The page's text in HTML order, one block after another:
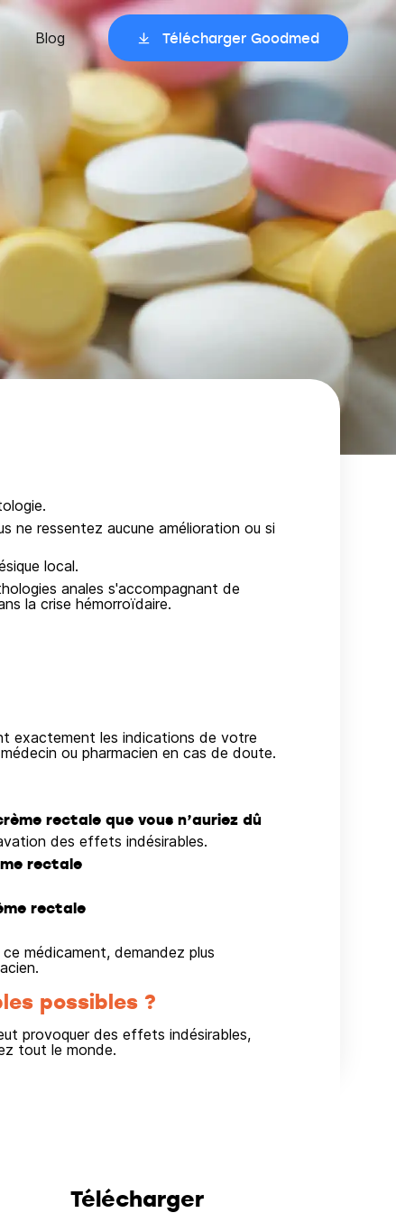
Blog Télécharger Goodmed
ne ressentez aucune amélioration ou si
local.
anales s'accompagnant de
la crise hémorroïdaire.
exactement les indications de votre
ou pharmacien en cas de doute.
rectale que vous n’auriez dû
des effets indésirables.
rectale
rectale
médicament, demandez plus
possibles ?
provoquer des effets indésirables,
tout le monde.
Télécharger